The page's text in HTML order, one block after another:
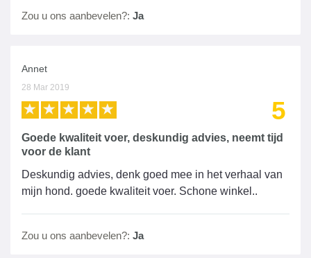
Zou u ons aanbevelen?: Ja
Annet
28 Mar 2019
5
Goede kwaliteit voer, deskundig advies, neemt tijd
voor de klant
Deskundig advies, denk goed mee in het verhaal van
mijn hond. goede kwaliteit voer. Schone winkel..
Zou u ons aanbevelen?: Ja